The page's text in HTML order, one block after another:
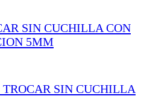
SIN CUCHILLA CON
5MM
TROCAR SIN CUCHILLA